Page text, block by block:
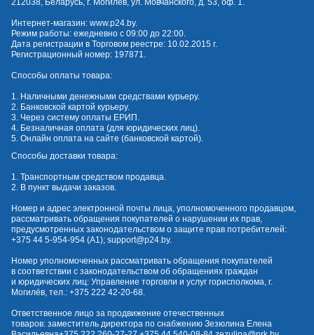
212038, Беларусь, г. Могилёв, ул. Мовчанского, д. 53, оф. 1.
Интернет-магазин: www.p24.by.
Режим работы: ежедневно с 09:00 до 22:00.
Дата регистрации в Торговом реестре: 10.02.2015 г.
Регистрационный номер: 197871.
Способы оплаты товара:
1. Наличными денежными средствами курьеру.
2. Банковской картой курьеру.
3. Через систему оплаты ЕРИП.
4. Безналичная оплата (для юридических лиц).
5. Онлайн оплата на сайте (банковской картой).
Способы доставки товара:
1. Транспортным средством продавца.
2. В пункт выдачи заказов.
Номер и адрес электронной почты лица, уполномоченного продавцом,
рассматривать обращения покупателей о нарушении их прав,
предусмотренных законодательством о защите прав потребителей:
+375 44 5-954-954 (А1); support@p24.by.
Номер уполномоченных рассматривать обращения покупателей
в соответствии с законодательством об обращениях граждан
и юридических лиц: Управление торговли и услуг горисполкома, г.
Могилёв, тел.: +375 222 42-20-68.
Ответственное лицо за продвижение отечественных
товаров: заместитель директора по снабжению Зезюлина Елена